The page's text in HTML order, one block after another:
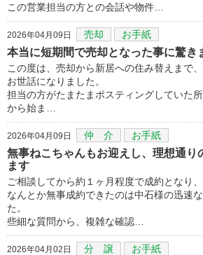
この営業担当の方との会話や物件…
2026年04月09日 売却 お手紙
本当に短期間で売却となった事に驚き
この度は、売却から新居への住み替えまで
お世話になりました。
担当の方がたまたまポスティングしていた
から始ま…
2026年04月09日 仲 介 お手紙
無事ねこちゃんもお迎えし、理想通り
ます
ご相談してから約１ヶ月程度で成約となり
なんとか無事成約できたのは中石様の迅速
た。
些細な質問から、複雑な確認…
2026年04月02日 分 譲 お手紙